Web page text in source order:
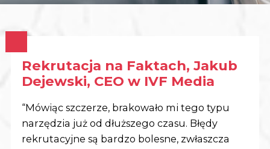
Rekrutacja na Faktach, Jakub
Dejewski, CEO w IVF Media
“Mówiąc szczerze, brakowało mi tego typu
narzędzia już od dłuższego czasu. Błędy
rekrutacyjne są bardzo bolesne, zwłaszcza